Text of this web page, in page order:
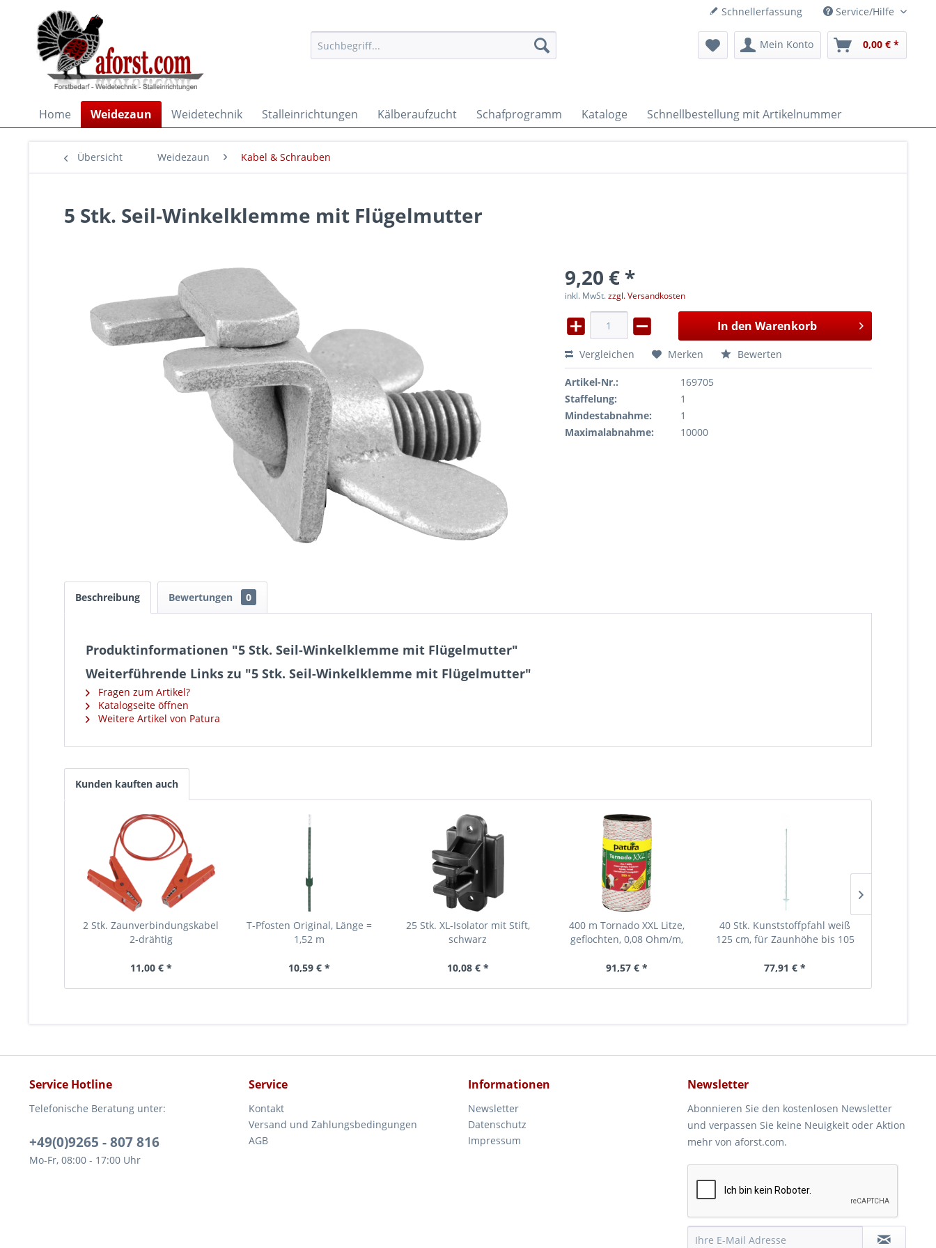
Schnellerfassung Service/Hilfe
Mein Konto 0,00 € *
Home Weidezaun Weidetechnik Stalleinrichtungen Kälberaufzucht Schafprogramm Kataloge Schnellbestellung mit Artikelnummer
Übersicht Weidezaun Kabel & Schrauben
5 Stk. Seil-Winkelklemme mit Flügelmutter
9,20 € *
inkl. MwSt.zzgl. Versandkosten
In den Warenkorb
Vergleichen Merken Bewerten
Artikel-Nr.:
169705
Staffelung:
1
Mindestabnahme:
1
Maximalabnahme:
10000
Beschreibung Bewertungen 0
Produktinformationen "5 Stk. Seil-Winkelklemme mit Flügelmutter"
Weiterführende Links zu "5 Stk. Seil-Winkelklemme mit Flügelmutter"
Fragen zum Artikel?
Katalogseite öffnen
Weitere Artikel von Patura
Kunden kauften auch
2 Stk. Zaunverbindungskabel
2-drähtig
11,00 € *
T-Pfosten Original, Länge =
1,52 m
10,59 € *
25 Stk. XL-Isolator mit Stift,
schwarz
10,08 € *
400 m Tornado XXL Litze,
geflochten, 0,08 Ohm/m,
weiss-orange
91,57 € *
40 Stk. Kunststoffpfahl weiß
125 cm, für Zaunhöhe bis 105
77,91 € *
Service Hotline
Telefonische Beratung unter:
+49(0)9265 - 807 816
Mo-Fr, 08:00 - 17:00 Uhr
Service
Kontakt
Versand und Zahlungsbedingungen
AGB
Informationen
Newsletter
Datenschutz
Impressum
Newsletter
Abonnieren Sie den kostenlosen Newsletter
und verpassen Sie keine Neuigkeit oder Aktion
mehr von aforst.com.